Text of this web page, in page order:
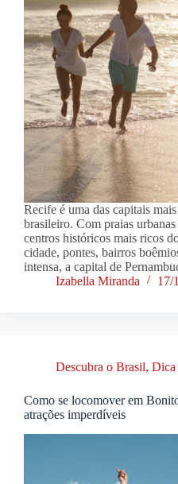
Recife é uma das capitais
brasileiro. Com praias
centros históricos mais ricos
cidade, pontes, bairros
intensa, a capital de
Izabella Miranda
17/
Descubra o Brasil, Dica
Como se locomover em
atrações imperdíveis